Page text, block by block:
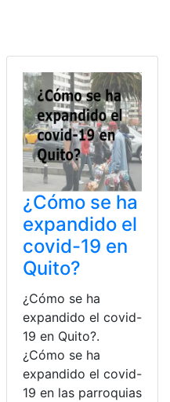
¿Cómo se ha
expandido el
covid-19 en
Quito?
¿Cómo se ha
expandido el covid-
19 en Quito?.
¿Cómo se ha
expandido el covid-
19 en las parroquias